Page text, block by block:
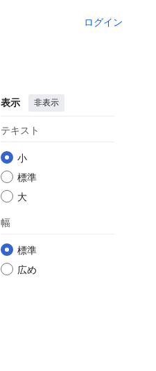
ログイン
表示 非表示
テキスト
小
標準
大
幅
標準
広め